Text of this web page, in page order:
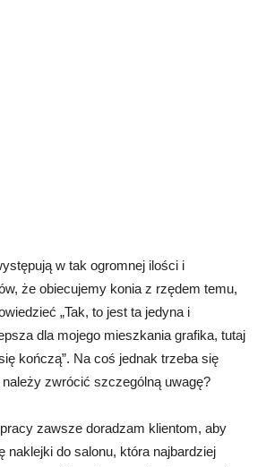
w tak ogromnej ilości i
że obiecujemy konia z rzędem temu,
„Tak, to jest ta jedyna i
dla mojego mieszkania grafika, tutaj
kończą”. Na coś jednak trzeba się
zwrócić szczególną uwagę?
zawsze doradzam klientom, aby
naklejki do salonu, która najbardziej